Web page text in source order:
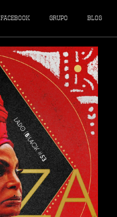
FACEBOOK GRUPO BLOG